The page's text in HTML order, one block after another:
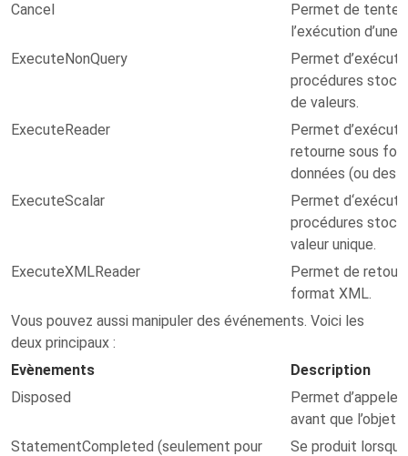
Cancel
Permet de tenter
l’exécution d’une
ExecuteNonQuery
Permet
procédures
de valeurs.
ExecuteReader
Permet
retourne sous
données (ou des
ExecuteScalar
Permet
procédures
valeur unique.
ExecuteXMLReader
Permet de
format XML.
Vous pouvez aussi manipuler des événements. Voici les
deux principaux :
Evènements
Description
Disposed
Permet
avant que l’objet
StatementCompleted (seulement pour
Se produit